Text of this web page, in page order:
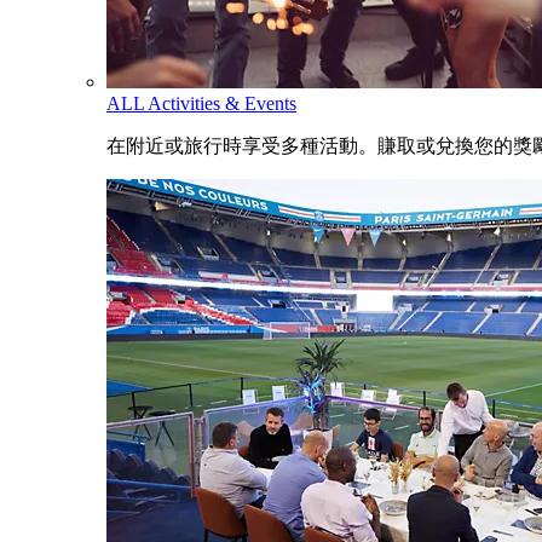
ALL Activities & Events
在附近或旅行時享受多種活動。賺取或兌換您的獎